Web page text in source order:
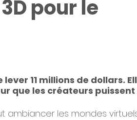
pour le
11 millions de dollars.
que les créateurs puissent
ambiancer les mondes